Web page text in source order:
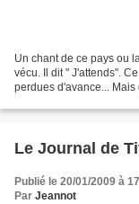
Un chant de ce pays ou
vécu. Il dit " J'attends".
perdues d'avance...
Le Journal de
Publié le 20/01/2009 à
Par Jeannot